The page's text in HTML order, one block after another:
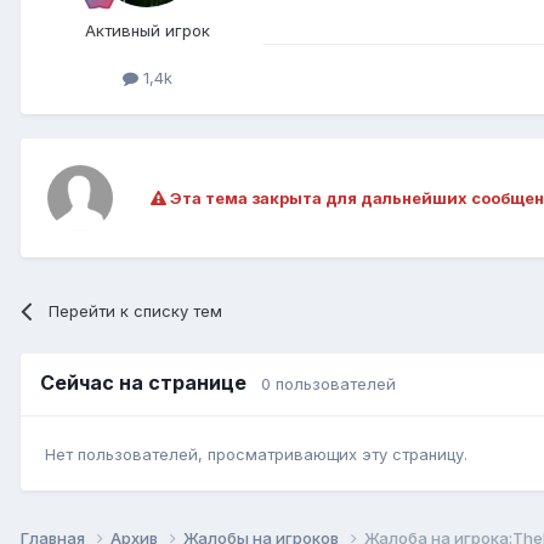
Активный игрок
1,4k
Эта тема закрыта для дальнейших
Перейти к списку тем
Сейчас на странице 0 пользователей
Нет пользователей, просматривающих эту страницу.
Главная Архив Жалобы на игроков Жалоба на